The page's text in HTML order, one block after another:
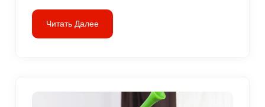
Читать Далее